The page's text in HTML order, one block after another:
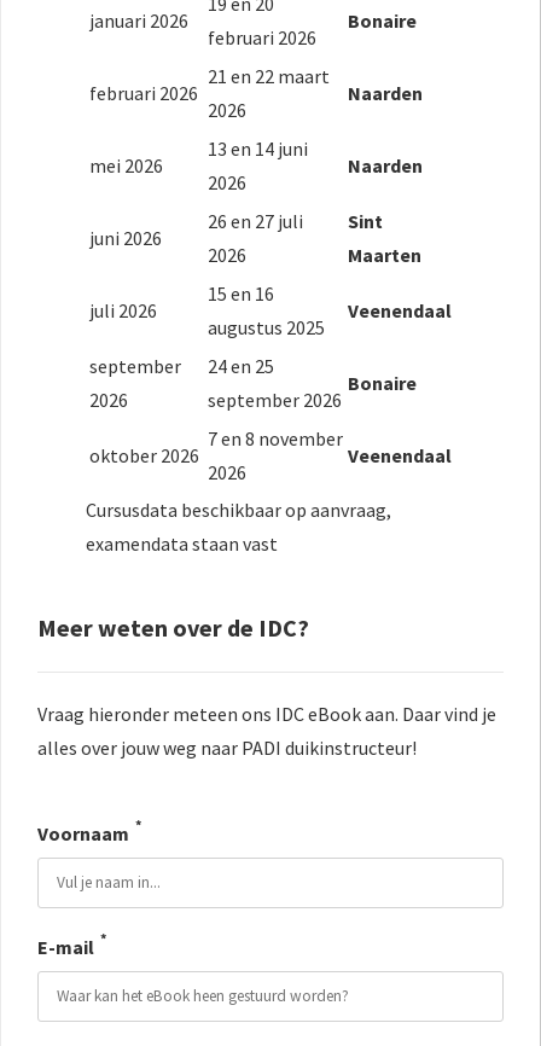
januari 2026
februari 2026
Bonaire
februari 2026
21 en 22 maart
2026
Naarden
mei 2026
13 en 14 juni
2026
Naarden
juni 2026
26 en 27 juli
2026
Sint
Maarten
juli 2026
15 en 16
augustus 2025
Veenendaal
september
2026
24 en 25
september 2026
Bonaire
oktober 2026
7 en 8 november
2026
Veenendaal
Cursusdata beschikbaar op aanvraag,
examendata staan vast
Meer weten over de IDC?
Vraag hieronder meteen ons IDC eBook aan. Daar vind je
alles over jouw weg naar PADI duikinstructeur!
Voornaam *
E-mail *